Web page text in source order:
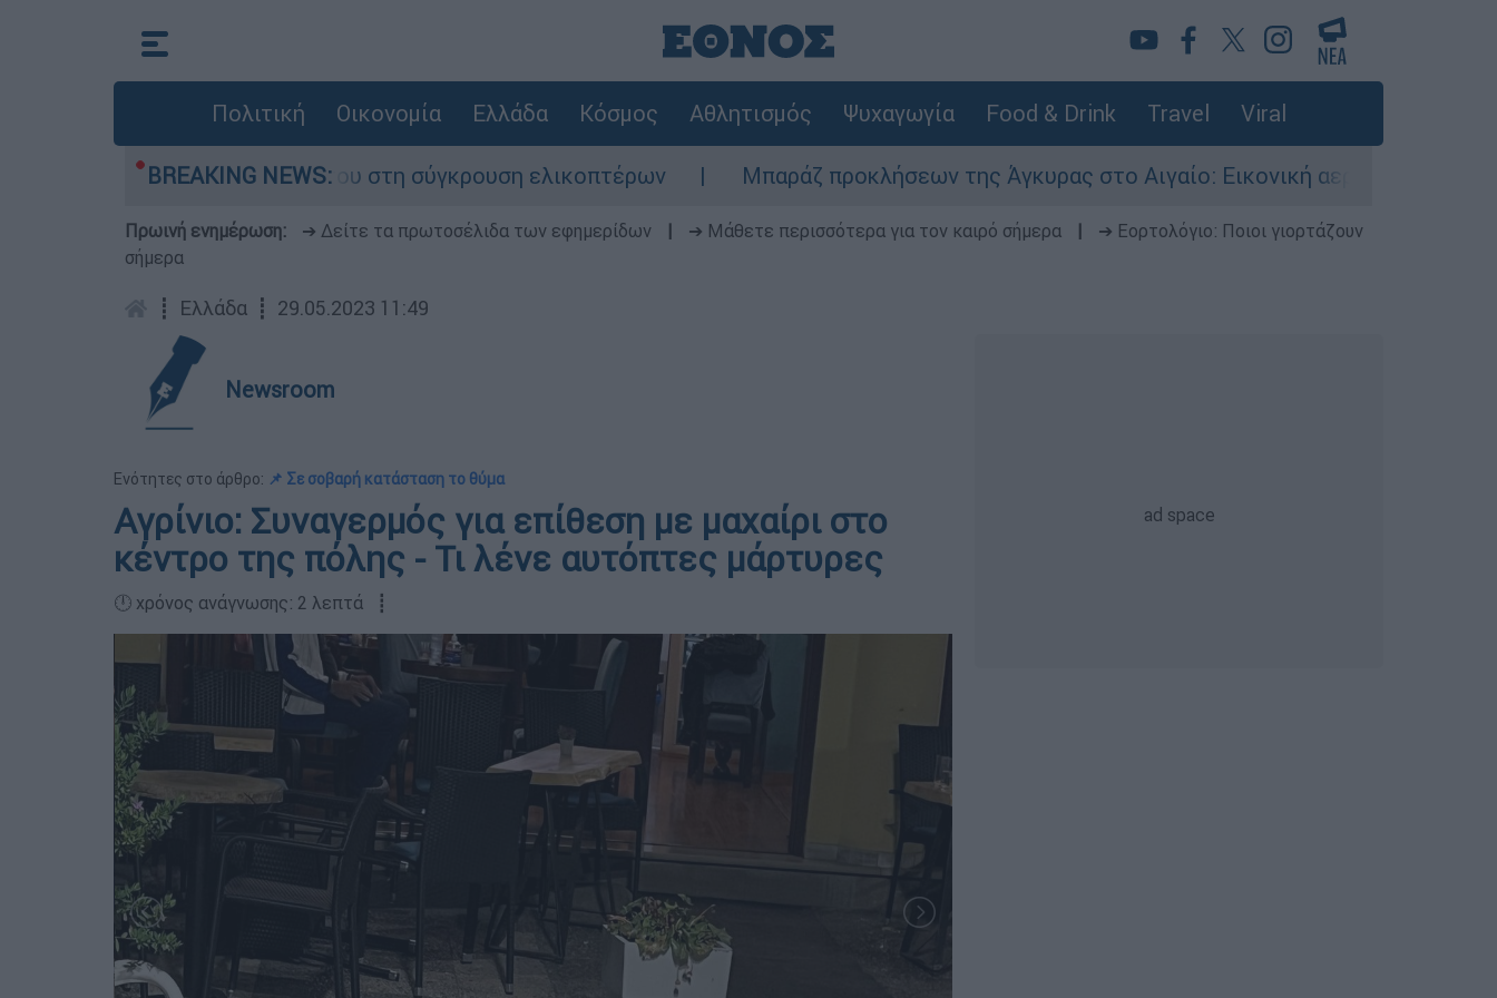
Πολιτική Οικονομία Ελλάδα Κόσμος Αθλητισμός Ψυχαγωγία Food & Drink Travel Viral
BREAKING NEWS:
που έχασε τη ζωή του στη σύγκρουση ελικοπτέρων Μπαράζ προκλήσεων της Άγκυρας στο Αιγαίο: Εικονική αερομαχία ανάμεσα σε
Πρωινή ενημέρωση: ➔ Δείτε τα πρωτοσέλιδα των εφημερίδων ➔ Μάθετε περισσότερα για τον καιρό σήμερα
➔ Εορτολόγιο: Ποιοι γιορτάζουν
σήμερα
┋ Ελλάδα ┋ 29.05.2023 11:49
Newsroom
Ενότητες στο άρθρο: 📌 Σε σοβαρή κατάσταση το θύμα
Αγρίνιο: Συναγερμός για επίθεση με μαχαίρι στο
κέντρο της πόλης - Τι λένε αυτόπτες μάρτυρες
🕛 χρόνος ανάγνωσης: 2 λεπτά ┋